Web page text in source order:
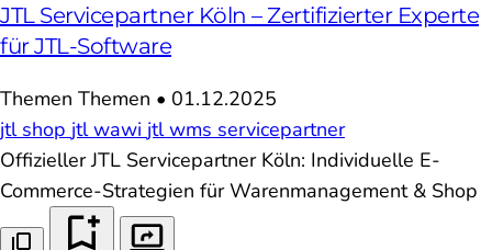
JTL Servicepartner Köln – Zertifizierter Experte
für JTL-Software
Themen Themen • 01.12.2025
jtl shop jtl wawi jtl wms servicepartner
Offizieller JTL Servicepartner Köln: Individuelle E-
Commerce-Strategien für Warenmanagement & Shop